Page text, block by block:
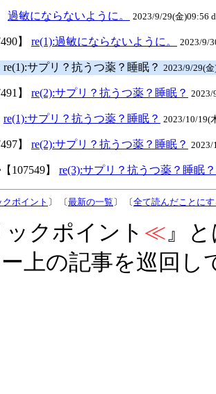
過敏にならないように。 2023/9/29(金)09:56
】 re(1):過敏にならないように。 2023/9/
re(1):サプリ？抗うつ薬？睡眠？ 2023/9/29(
】 re(2):サプリ？抗うつ薬？睡眠？ 2023/
re(1):サプリ？抗うつ薬？睡眠？ 2023/10/19(
】 re(2):サプリ？抗うつ薬？睡眠？ 2023/
【107549】 re(3):サプリ？抗うつ薬？睡眠？
クポイント 〕 〔最新の一覧 〕 〔全て読んだことに
クポイント ≪』
上の記事を巡回